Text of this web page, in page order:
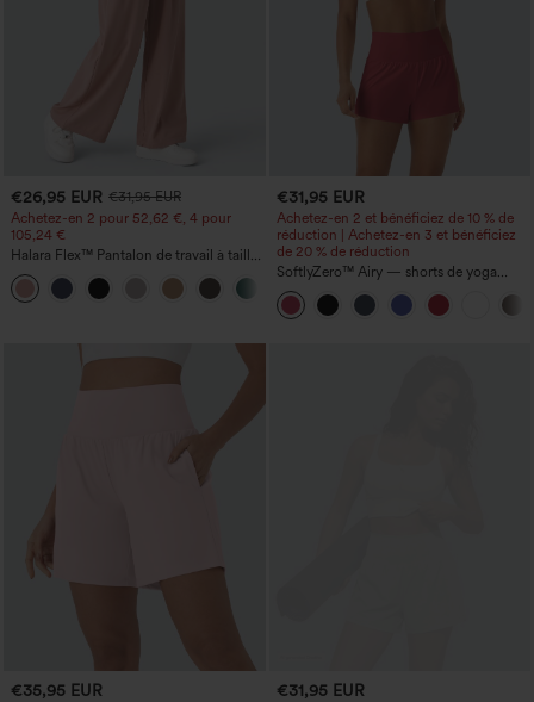
€26,95 EUR €31,95 EUR
Achetez-en 2 pour 52,62 €, 4 pour
105,24 €
Halara Flex™ Pantalon de travail à taille
haute, jambe large, avec poches, en
maille gaufrée
€31,95 EUR
Achetez-en 2 et bénéficiez de 10 % de
réduction | Achetez-en 3 et bénéficiez
de 20 % de réduction
SoftlyZero™ Airy — shorts de yoga
super taille haute 2-en-1 InstantCool
avec poches
€35,95 EUR €31,95 EUR